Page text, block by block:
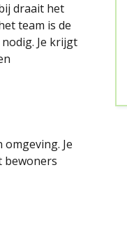
draait het
team is de
Je krijgt
Je
bewoners